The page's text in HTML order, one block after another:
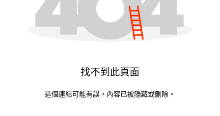
找不到此頁面
這個連結可能有誤，內容已被隱藏或刪除。